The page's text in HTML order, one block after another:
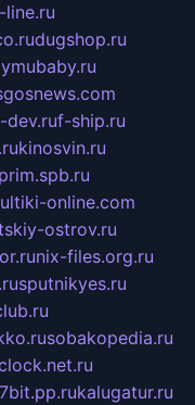
line.ru
dugshop.ru
dev.ruf-ship.ru
kinosvin.ru
online.com
ostrov.ru
nix-files.org.ru
sputnikyes.ru
sobakopedia.ru
7bit.pp.rukalugatur.ru